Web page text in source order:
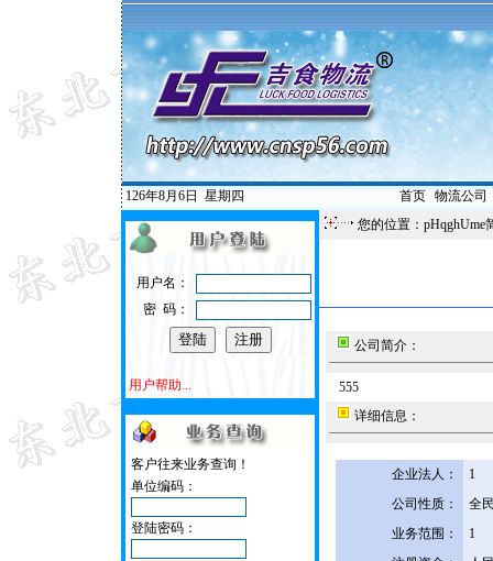
126年8月6日 星期四 首页| 物流公司
用户名：
密 码：
用户帮助...
客户往来业务查询！
单位编码：
登陆密码：
您的位置：pHqghUme
公司简介：
555
详细信息：
企业法人：
1
公司性质：
全
业务范围：
1